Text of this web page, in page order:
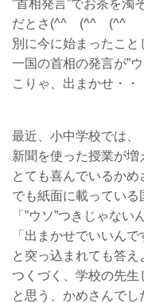
”首相発言”でお茶を濁
だとさ(^^ゞ(^^ゞ(^^ゞ
別に今に始まったこと
一国の首相の発言が”
こりゃ、出まかせ・・
最近、小中学校では、
新聞を使った授業が増
とても喜んでいるかめ
でも紙面に載ってい
「”ウソ”つきじゃない
「出まかせでいいんで
と突っ込まれても答え
つくづく、学校の先生
と思う、かめさんでし